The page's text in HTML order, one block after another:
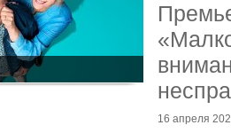
16 апреля